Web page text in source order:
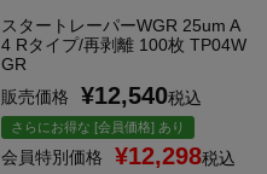
スタートレーパーWGR 25um A
4 Rタイプ/再剥離 100枚 TP04W
GR
販売価格
¥12,540税込
さらにお得な [会員価格] あり
会員特別価格 ¥12,298税込